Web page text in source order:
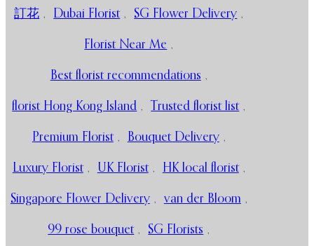
訂花 , Dubai Florist , SG Flower Delivery ,
Florist Near Me ,
Best florist recommendations ,
florist Hong Kong Island , Trusted florist list ,
Premium Florist , Bouquet Delivery ,
Luxury Florist , UK Florist , HK local florist ,
Singapore Flower Delivery , van der Bloom ,
99 rose bouquet , SG Florists ,